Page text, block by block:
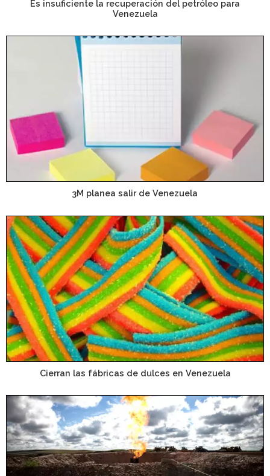
Es insuficiente la recuperación del petróleo para
Venezuela
3M planea salir de Venezuela
Cierran las fábricas de dulces en Venezuela